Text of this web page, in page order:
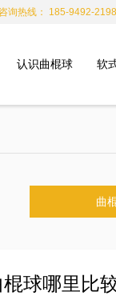
咨询热线： 185-9492-2198
认识曲棍球 软
曲
球哪里比